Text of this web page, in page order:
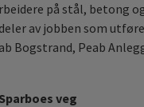
på stål, betong
av jobben som
Bogstrand, Peab
veg